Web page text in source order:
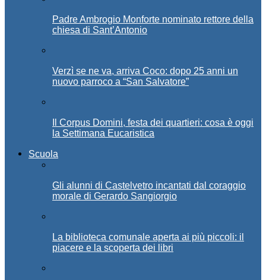
Padre Ambrogio Monforte nominato rettore della
chiesa di Sant’Antonio
Verzì se ne va, arriva Coco: dopo 25 anni un
nuovo parroco a “San Salvatore”
Il Corpus Domini, festa dei quartieri: cosa è oggi
la Settimana Eucaristica
Scuola
Gli alunni di Castelvetro incantati dal coraggio
morale di Gerardo Sangiorgio
La biblioteca comunale aperta ai più piccoli: il
piacere e la scoperta dei libri